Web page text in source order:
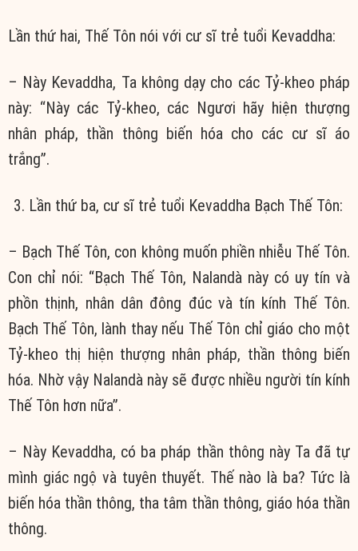
Lần thứ hai, Thế Tôn nói với cư sĩ trẻ tuổi Kevaddha:
– Này Kevaddha, Ta không dạy cho các Tỷ-kheo pháp
này: “Này các Tỷ-kheo, các Ngươi hãy hiện thượng
nhân pháp, thần thông biến hóa cho các cư sĩ áo
trắng”.
Lần thứ ba, cư sĩ trẻ tuổi Kevaddha Bạch Thế Tôn:
– Bạch Thế Tôn, con không muốn phiền nhiễu Thế Tôn.
Con chỉ nói: “Bạch Thế Tôn, Nalandà này có uy tín và
phồn thịnh, nhân dân đông đúc và tín kính Thế Tôn.
Bạch Thế Tôn, lành thay nếu Thế Tôn chỉ giáo cho một
Tỷ-kheo thị hiện thượng nhân pháp, thần thông biến
hóa. Nhờ vậy Nalandà này sẽ được nhiều người tín kính
Thế Tôn hơn nữa”.
– Này Kevaddha, có ba pháp thần thông này Ta đã tự
mình giác ngộ và tuyên thuyết. Thế nào là ba? Tức là
biến hóa thần thông, tha tâm thần thông, giáo hóa thần
thông.